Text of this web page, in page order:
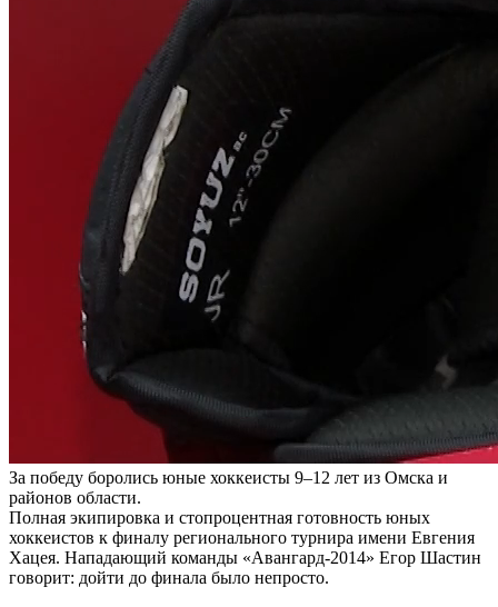
За победу боролись юные хоккеисты 9–12 лет из Омска и
районов области.
Полная экипировка и стопроцентная готовность юных
хоккеистов к финалу регионального турнира имени Евгения
Хацея. Нападающий команды «Авангард-2014» Егор Шастин
говорит: дойти до финала было непросто.